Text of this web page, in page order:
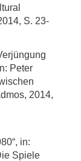
S. 23-
Peter
2014,
in:
Spiele